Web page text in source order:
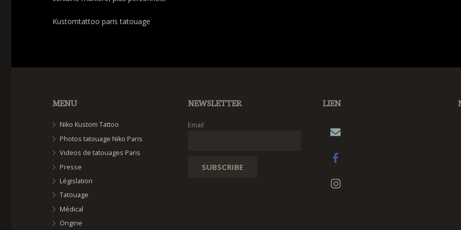
Kustomtattoo paris tatouage
MENU
Niko Kustom Tattoo
Photos tatouage Niko Paris
Videos de tatouages Paris
Presse
Législation
Tatouage
Médical
Origine
NEWSLETTER
Email
LIEN